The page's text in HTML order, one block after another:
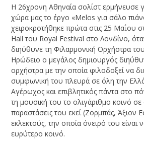
Η 26χρονη Αθηναία σολίστ ερμήνευσε
χώρα μας το έργο «Melos για σάλο
χειροκροτήθηκε πρώτα στις 25 Μαΐου
Hall του Royal Festival στο Λονδίνο,
διηύθυνε τη Φιλαρμονική Ορχήστρα
Ηρώδειο ο μεγάλος δημιουργός
ορχήστρα με την οποία φιλοδοξεί να
συμφωνική του πλευρά σε όλη την
Αγέρωχος και επιβλητικός πάντα στο
τη μουσική του το ολιγάριθμο κοινό σε
παραστάσεις του εκεί (Ζορμπάς, Άξιον
εκλεκτούς, την οποία όνειρό του είναι
ευρύτερο κοινό.